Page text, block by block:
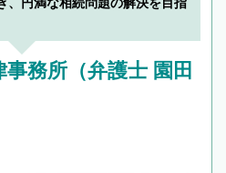
、円満な相続問題の解決を目指
務所（弁護士 園田